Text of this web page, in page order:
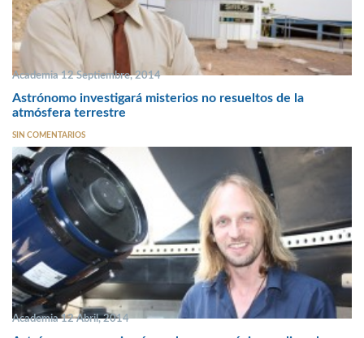
Academia 12 Septiembre, 2014
Astrónomo investigará misterios no resueltos de la
atmósfera terrestre
SIN COMENTARIOS
Academia 12 Abril, 2014